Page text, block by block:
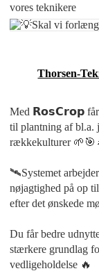
vores teknikere
Thorsen-
Med 𝗥𝗼𝘀𝗖𝗿𝗼𝗽 får
til plantning af bl.a.
rækkekulturer
🛰️Systemet
nøjagtighed på op
efter det ønskede
Du får bedre
stærkere grundlag
vedligeholdelse 🔥